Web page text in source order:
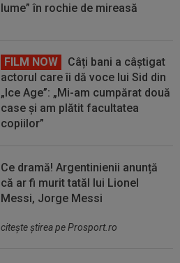
lume” în rochie de mireasă
FILM NOW
Câți bani a câștigat
actorul care îi dă voce lui Sid din
„Ice Age”: „Mi-am cumpărat două
case și am plătit facultatea
copiilor”
Ce dramă! Argentinienii anunță
că ar fi murit tatăl lui Lionel
Messi, Jorge Messi
citeşte ştirea pe Prosport.ro